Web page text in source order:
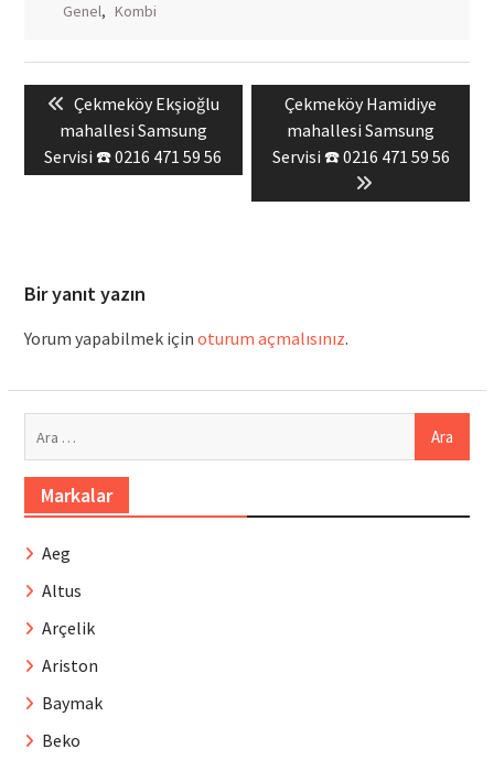
Genel, Kombi
Yazı
gezinmesi
Previous
post:
Çekmeköy Ekşioğlu
mahallesi Samsung
Servisi ☎️ 0216 471 59 56
Next
post:
Çekmeköy Hamidiye
mahallesi Samsung
Servisi ☎️ 0216 471 59 56
Bir yanıt yazın
Yorum yapabilmek için oturum açmalısınız.
Markalar
Aeg
Altus
Arçelik
Ariston
Baymak
Beko